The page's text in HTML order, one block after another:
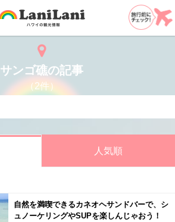
サンゴ礁の記事
（2件）
人気順
自然を満喫できるカネオヘサンドバーで、シ
ュノーケリングやSUPを楽しんじゃおう！